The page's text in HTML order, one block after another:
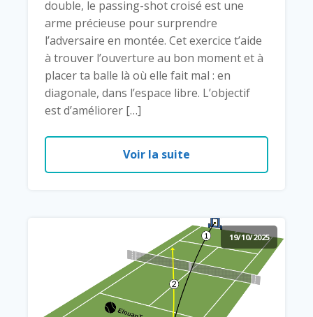
double, le passing-shot croisé est une
arme précieuse pour surprendre
l’adversaire en montée. Cet exercice t’aide
à trouver l’ouverture au bon moment et à
placer ta balle là où elle fait mal : en
diagonale, dans l’espace libre. L’objectif
est d’améliorer […]
Voir la suite
19/10/2025